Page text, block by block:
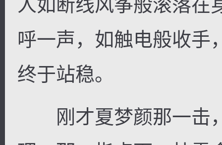
人如断线风筝般滚落在
呼一声，如触电般收手
终于站稳。
刚才夏梦颜那一击